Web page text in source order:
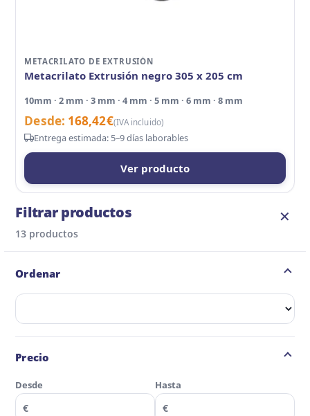
METACRILATO DE EXTRUSIÓN
Metacrilato Extrusión negro 305 x 205 cm
10mm · 2 mm · 3 mm · 4 mm · 5 mm · 6 mm · 8 mm
Desde: 168,42€(IVA incluido)
Entrega estimada: 5–9 días laborables
Ver producto
Filtrar productos
13 productos
✕
Ordenar
Ordenar:
Precio
Desde
€
Hasta
€